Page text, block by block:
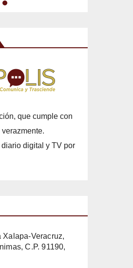
que cumple con
digital y TV por
Xalapa-Veracruz,
C.P. 91190,